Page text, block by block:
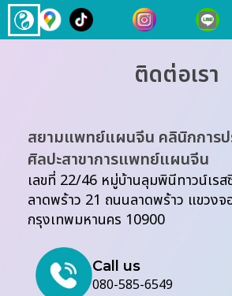
ติดต่อเรา
สยามแพทย์แผนจีน คลินิกการป
ศิลปะสาขาการแพทย์แผนจีน
เลขที่ 22/46 หมู่บ้านลุมพินีทาวน์เรส
ลาดพร้าว 21 ถนนลาดพร้าว แขวง
กรุงเทพมหานคร 10900
Call us
080-585-6549